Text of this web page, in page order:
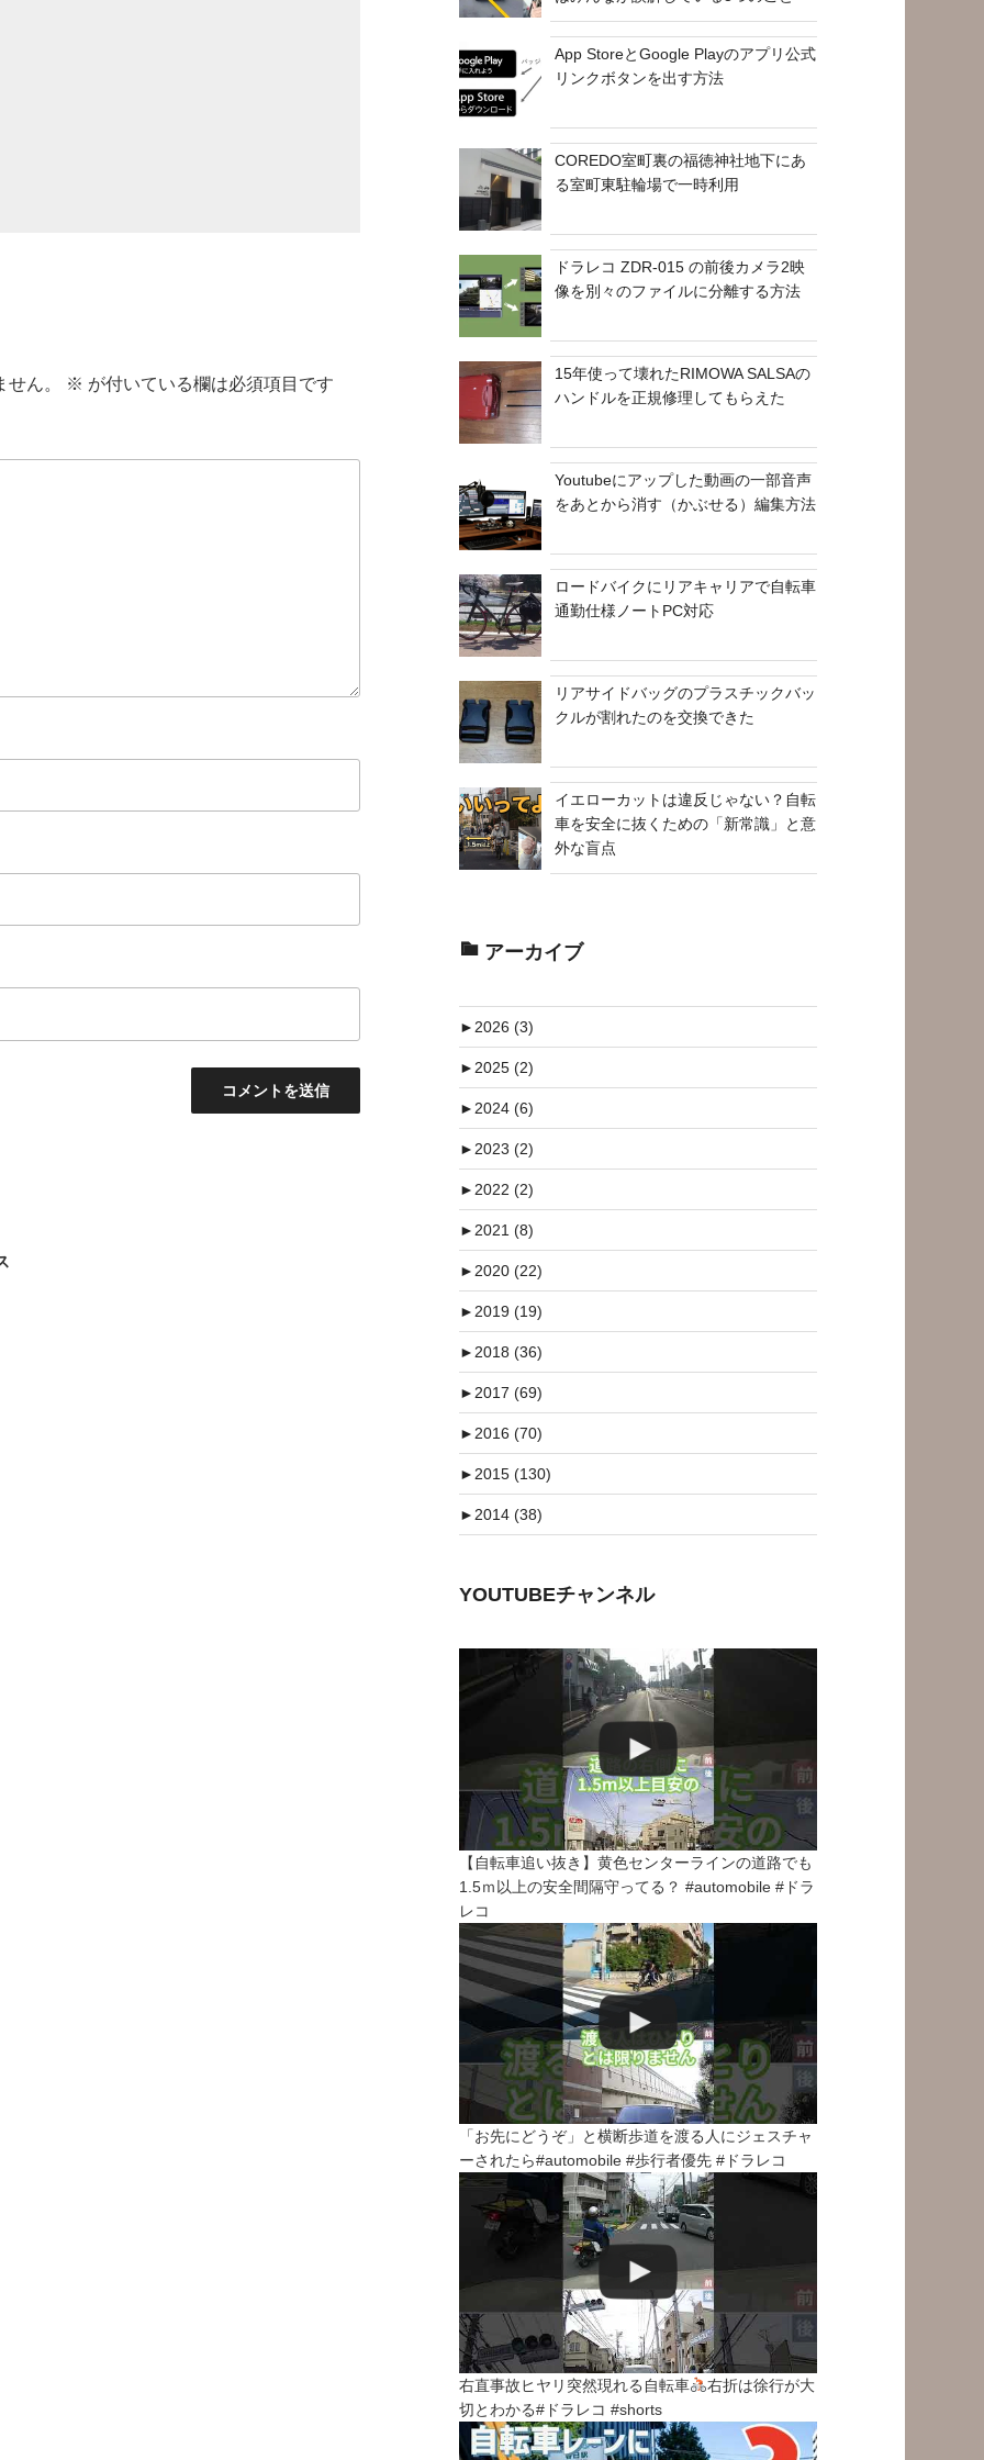
ん。 ※ が付いている欄は必須項目です
App StoreとGoogle Playのアプリ公式
リンクボタンを出す方法
COREDO室町裏の福徳神社地下にあ
る室町東駐輪場で一時利用
ドラレコ ZDR-015 の前後カメラ2映
像を別々のファイルに分離する方法
15年使って壊れたRIMOWA SALSAの
ハンドルを正規修理してもらえた
Youtubeにアップした動画の一部音声
をあとから消す（かぶせる）編集方法
ロードバイクにリアキャリアで自転車
通勤仕様ノートPC対応
リアサイドバッグのプラスチックバッ
クルが割れたのを交換できた
イエローカットは違反じゃない？自転
車を安全に抜くための「新常識」と意
外な盲点
アーカイブ
►2026 (3)
►2025 (2)
►2024 (6)
►2023 (2)
►2022 (2)
►2021 (8)
►2020 (22)
►2019 (19)
►2018 (36)
►2017 (69)
►2016 (70)
►2015 (130)
►2014 (38)
YOUTUBEチャンネル
【自転車追い抜き】黄色センターラインの道路でも
1.5ｍ以上の安全間隔守ってる？ #automobile #ドラ
レコ
「お先にどうぞ」と横断歩道を渡る人にジェスチャ
ーされたら#automobile #歩行者優先 #ドラレコ
右直事故ヒヤリ突然現れる自転車
右折は徐行が大
切とわかる#ドラレコ #shorts